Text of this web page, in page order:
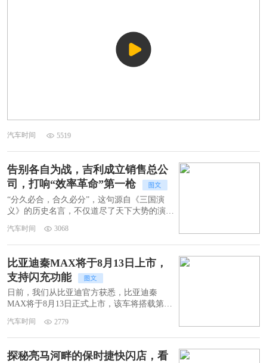
汽车时间 5519
告别各自为战，吉利成立销售总公
司，打响“效率革命”第一枪
“分久必合，合久必分”，这句源自《三国演
义》的历史名言，不仅道尽了天下大势的演变
演进的写照。2026年8月，吉利汽车放出一个
大招：正式成立销售总公司。中国星、银河、
领克、极氪等核心品牌，被统一纳入集团管理
框架。这一重磅举措，是吉利内部营销体系的
深度重构。它宣告着吉利告别了过去“多生孩
子”的粗放时代，正式迈入体系化协同时代。
汽车时间 3068
比亚迪秦MAX将于8月13日上市，
支持闪充功能
日前，我们从比亚迪官方获悉，比亚迪秦
MAX将于8月13日正式上市，该车将搭载第二
驶辅助系统，推出插电混动以及纯电动版本。
汽车时间 2779
探秘亮马河畔的保时捷快闪店，看